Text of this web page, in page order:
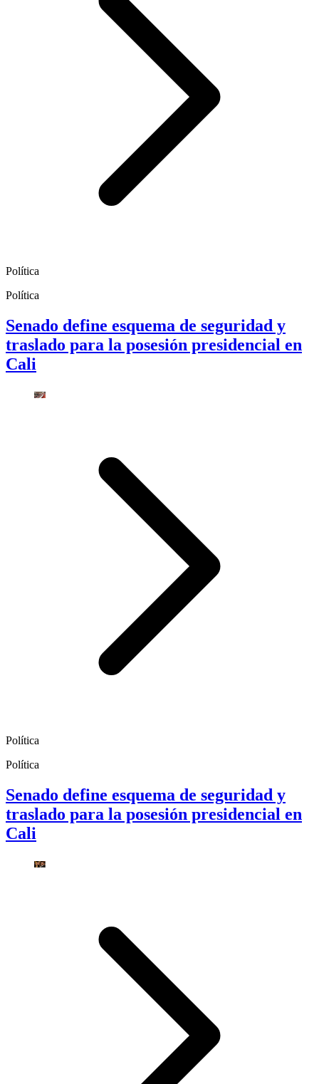
Política
Política
Senado define esquema de seguridad y
traslado para la posesión presidencial en
Cali
Política
Política
Senado define esquema de seguridad y
traslado para la posesión presidencial en
Cali